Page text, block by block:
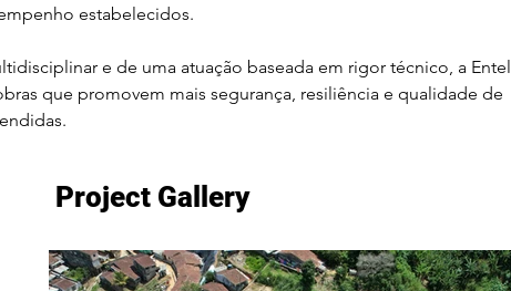
estabelecidos.
e de uma atuação baseada em rigor técnico, a Entel
que promovem mais segurança, resiliência e qualidade de
Project Gallery